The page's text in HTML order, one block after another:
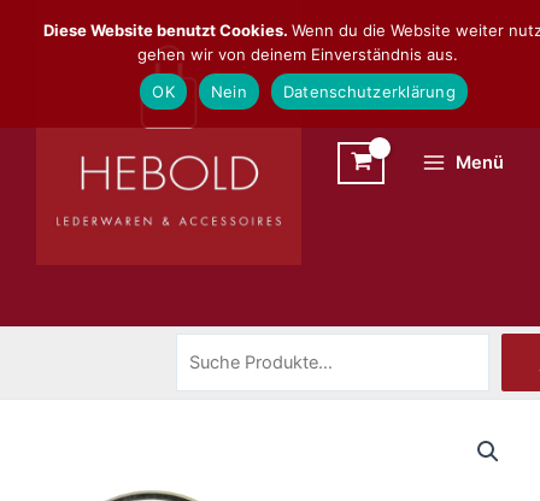
Inhalt
Menü
Diese Website benutzt Cookies. Wenn du die Website weiter
gehen wir von deinem Einverständnis aus.
OK
Nein Datenschutzerklärung